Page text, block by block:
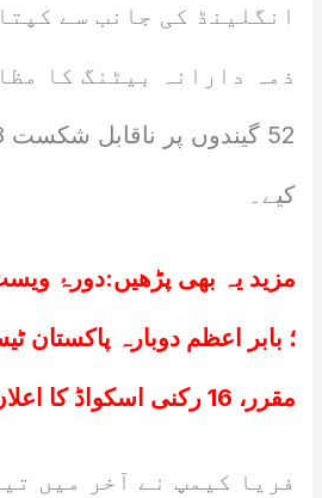
انگلینڈ کی جانب سے
ذمہ دارانہ بیٹنگ کا
کیے۔
مزید یہ بھی پڑھیں:دورۂ ویسٹ
؛ بابر اعظم دوبارہ پاکستان
مقرر، 16 رکنی اسکواڈ کا اعلان
فریا کیمپ نے آخر میں